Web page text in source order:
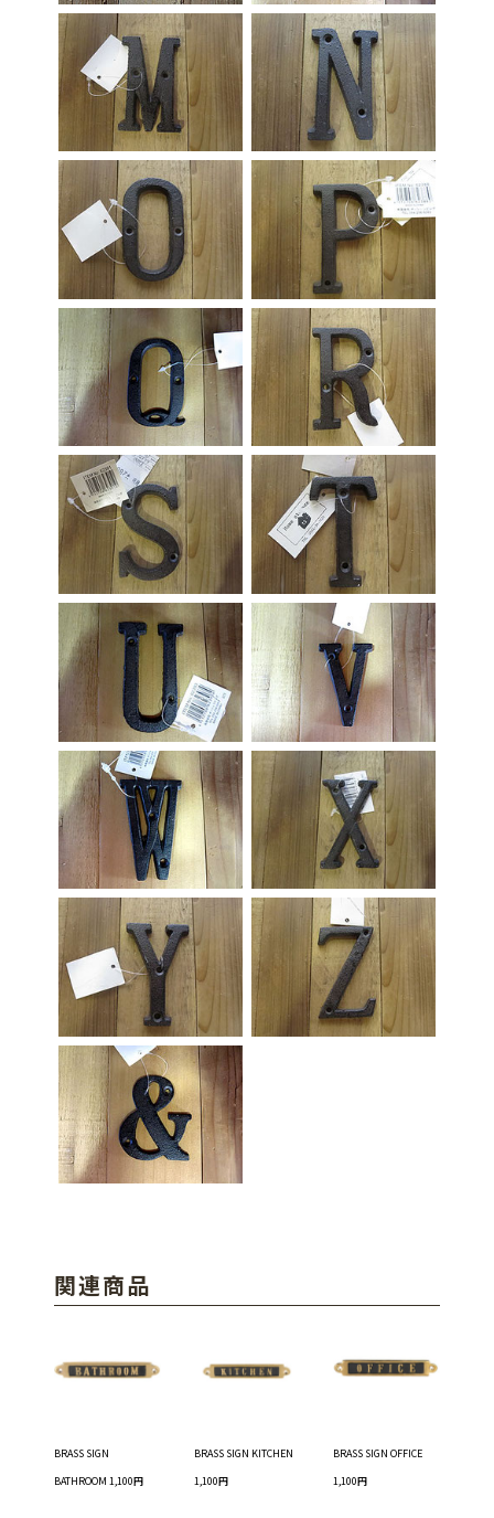
関連商品
BRASS SIGN
BATHROOM 1,100円
BRASS SIGN KITCHEN
1,100円
BRASS SIGN OFFICE
1,100円